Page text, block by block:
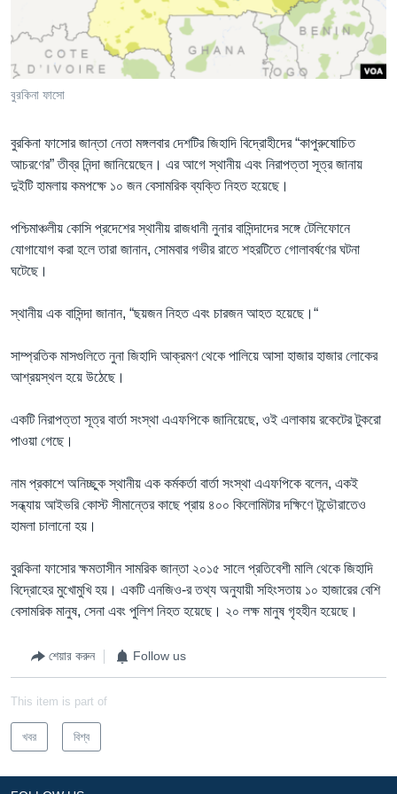
Learning English
FOLLOW US
অন্য ভাষায় ওয়েব সাইট
বুরকিনা ফাসো
বুরকিনা ফাসোর জান্তা নেতা মঙ্গলবার দেশটির জিহাদি বিদ্রোহীদের “কাপুরুষোচিত
আচরণের” তীব্র নিন্দা জানিয়েছেন। এর আগে স্থানীয় এবং নিরাপত্তা সূত্র জানায়
দুইটি হামলায় কমপক্ষে ১০ জন বেসামরিক ব্যক্তি নিহত হয়েছে।
পশ্চিমাঞ্চলীয় কোসি প্রদেশের স্থানীয় রাজধানী নুনার বাসিন্দাদের সঙ্গে টেলিফোনে
যোগাযোগ করা হলে তারা জানান, সোমবার গভীর রাতে শহরটিতে গোলাবর্ষণের ঘটনা
ঘটেছে।
স্থানীয় এক বাসিন্দা জানান, “ছয়জন নিহত এবং চারজন আহত হয়েছে।“
সাম্প্রতিক মাসগুলিতে নুনা জিহাদি আক্রমণ থেকে পালিয়ে আসা হাজার হাজার লোকের
আশ্রয়স্থল হয়ে উঠেছে।
একটি নিরাপত্তা সূত্র বার্তা সংস্থা এএফপিকে জানিয়েছে, ওই এলাকায় রকেটের টুকরো
পাওয়া গেছে।
নাম প্রকাশে অনিচ্ছুক স্থানীয় এক কর্মকর্তা বার্তা সংস্থা এএফপিকে বলেন, একই
সন্ধ্যায় আইভরি কোস্ট সীমান্তের কাছে প্রায় ৪০০ কিলোমিটার দক্ষিণে টন্ডৌরাতেও
হামলা চালানো হয়।
বুরকিনা ফাসোর ক্ষমতাসীন সামরিক জান্তা ২০১৫ সালে প্রতিবেশী মালি থেকে জিহাদি
বিদ্রোহের মুখোমুখি হয়। একটি এনজিও-র তথ্য অনুযায়ী সহিংসতায় ১০ হাজারের বেশি
বেসামরিক মানুষ, সেনা এবং পুলিশ নিহত হয়েছে। ২০ লক্ষ মানুষ গৃহহীন হয়েছে।
শেয়ার করুন Follow us
This item is part of
খবর বিশ্ব